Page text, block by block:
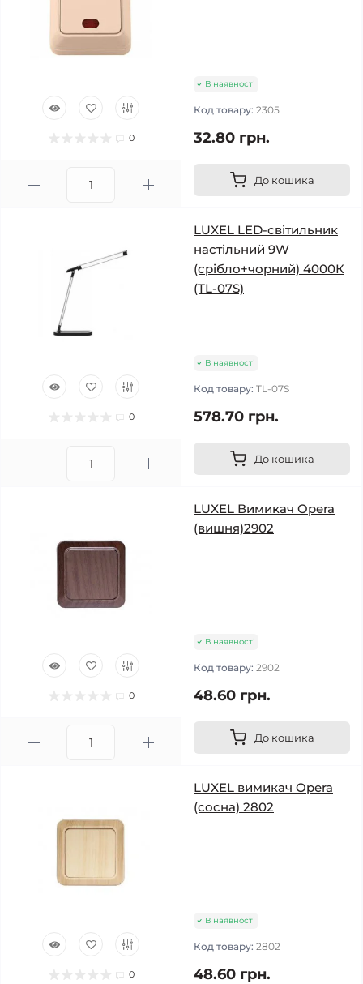
0
В наявності
Код товару: 2305
32.80 грн.
До кошика
0
LUXEL LED-світильник
настільний 9W
(срібло+чорний) 4000К
(TL-07S)
В наявності
Код товару: TL-07S
578.70 грн.
До кошика
0
LUXEL Вимикач Opera
(вишня)2902
В наявності
Код товару: 2902
48.60 грн.
До кошика
0
LUXEL вимикач Opera
(сосна) 2802
В наявності
Код товару: 2802
48.60 грн.